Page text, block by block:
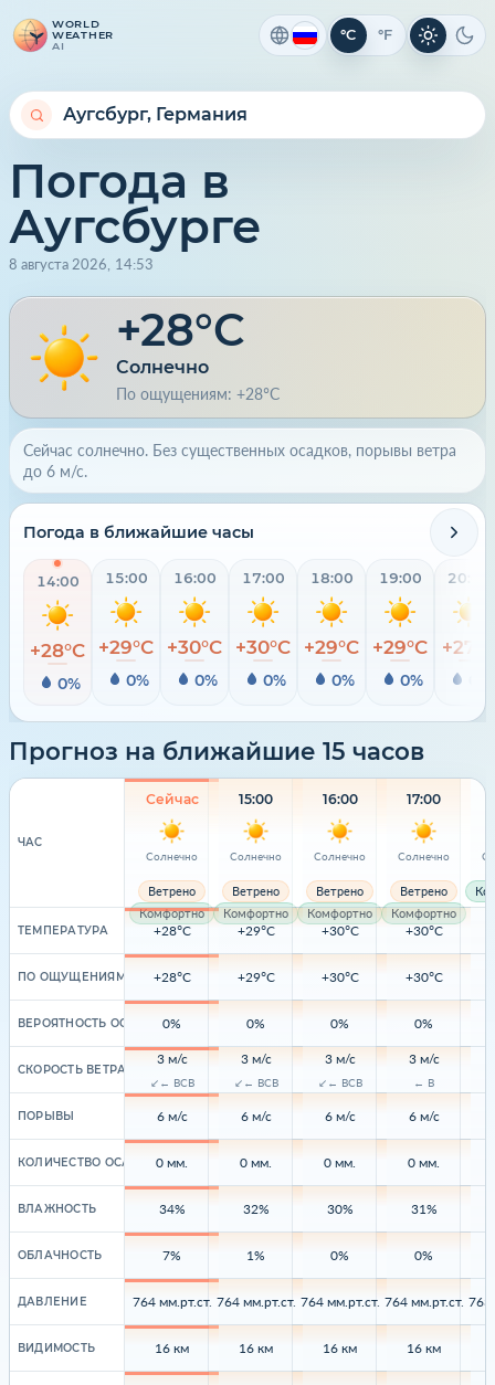
WORLD
WEATHER
AI
°C °F Светлая
Погода в
Аугсбурге
8 августа 2026 14:53
+28°C
Солнечно
По ощущениям: +28°C
Сейчас солнечно. Без существенных осадков, порывы ветра
до 6 м/с.
Погода в ближайшие часы
14:00
+28°C
0%
15:00
+29°C
0%
16:00
+30°C
0%
17:00
+30°C
0%
18:00
+29°C
0%
19:00
+29°C
0%
20:00
+27°C
Прогноз на ближайшие 15 часов
ЧАС
ТЕМПЕРАТУРА
ПО ОЩУЩЕНИЯМ
ВЕРОЯТНОСТЬ ОСАДКОВ
СКОРОСТЬ ВЕТРА
ПОРЫВЫ
КОЛИЧЕСТВО ОСАДКОВ
ВЛАЖНОСТЬ
ОБЛАЧНОСТЬ
ДАВЛЕНИЕ
ВИДИМОСТЬ
Сейчас
Солнечно
Ветрено
Комфортно
+28°C
+28°C
0%
3 м/с
↙← ВСВ
6 м/с
0 мм.
34%
7%
764 мм.рт.ст.
16 км
15:00
Солнечно
Ветрено
Комфортно
+29°C
+29°C
0%
3 м/с
↙← ВСВ
6 м/с
0 мм.
32%
1%
764 мм.рт.ст.
16 км
16:00
Солнечно
Ветрено
Комфортно
+30°C
+30°C
0%
3 м/с
↙← ВСВ
6 м/с
0 мм.
30%
0%
764 мм.рт.ст.
16 км
17:00
Солнечно
Ветрено
Комфортно
+30°C
+30°C
0%
3 м/с
← В
6 м/с
0 мм.
31%
0%
764 мм.рт.ст.
16 км
763